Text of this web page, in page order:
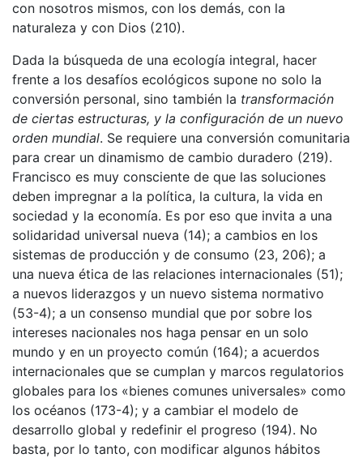
con nosotros mismos, con los demás, con la
naturaleza y con Dios (210).
Dada la búsqueda de una ecología integral, hacer
frente a los desafíos ecológicos supone no solo la
conversión personal, sino también la transformación
de ciertas estructuras, y la configuración de un nuevo
orden mundial. Se requiere una conversión comunitaria
para crear un dinamismo de cambio duradero (219).
Francisco es muy consciente de que las soluciones
deben impregnar a la política, la cultura, la vida en
sociedad y la economía. Es por eso que invita a una
solidaridad universal nueva (14); a cambios en los
sistemas de producción y de consumo (23, 206); a
una nueva ética de las relaciones internacionales (51);
a nuevos liderazgos y un nuevo sistema normativo
(53-4); a un consenso mundial que por sobre los
intereses nacionales nos haga pensar en un solo
mundo y en un proyecto común (164); a acuerdos
internacionales que se cumplan y marcos regulatorios
globales para los «bienes comunes universales» como
los océanos (173-4); y a cambiar el modelo de
desarrollo global y redefinir el progreso (194). No
basta, por lo tanto, con modificar algunos hábitos